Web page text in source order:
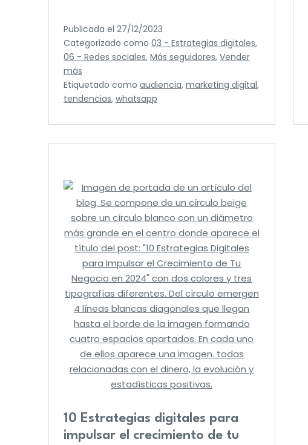
estrategias
para
2024
Publicada el 27/12/2023
Categorizado como 03 - Estrategias digitales,
06 - Redes sociales, Más seguidores, Vender
más
Etiquetado como audiencia, marketing digital,
tendencias, whatsapp
10 Estrategias digitales para
impulsar el crecimiento de tu